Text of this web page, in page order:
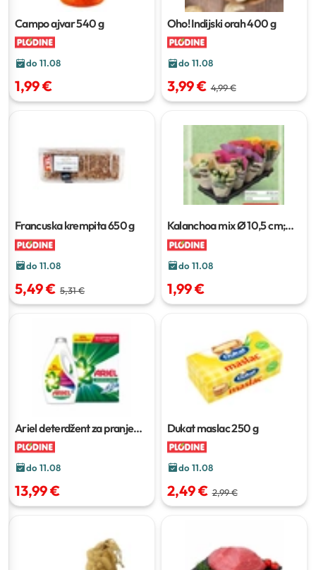
Campo ajvar540 g
do 11.08
1,99 €
Oho! Indijski orah400 g
do 11.08
3,99 € 4,99 €
Francuska krempita650 g
do 11.08
5,49 € 5,31 €
Kalanchoa mixØ 10,5 cm;
visina 24 cm
do 11.08
1,99 €
Ariel deterdžent za pranje
rublja3,465 kg; 2,25 - 2,71 l;
38 - 44 kom
do 11.08
13,99 €
Dukat maslac250 g
do 11.08
2,49 € 2,99 €